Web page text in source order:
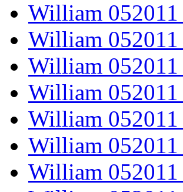
William
William
William
William
William
William
William